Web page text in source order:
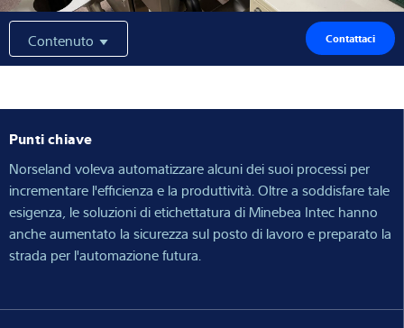
Contenuto Contattaci
Punti chiave
Norseland voleva automatizzare alcuni dei suoi processi per
incrementare l'efficienza e la produttività. Oltre a soddisfare tale
esigenza, le soluzioni di etichettatura di Minebea Intec hanno
anche aumentato la sicurezza sul posto di lavoro e preparato la
strada per l'automazione futura.